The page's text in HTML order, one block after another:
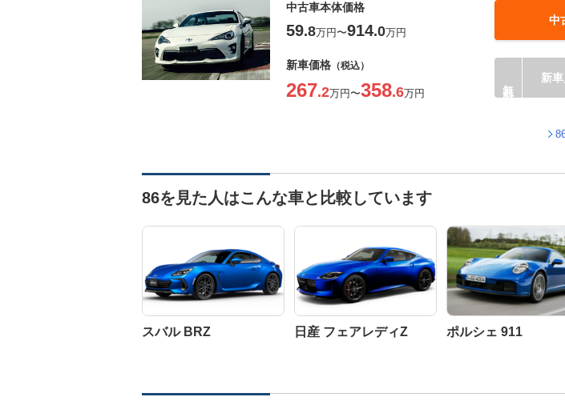
中古車本体価格
59.8万円〜914.0万円
中
新車価格 （税込）
267.2万円〜358.6万円
新
86を見た人はこんな車と比較しています
スバル BRZ 日産 フェアレディZ ポルシェ 911